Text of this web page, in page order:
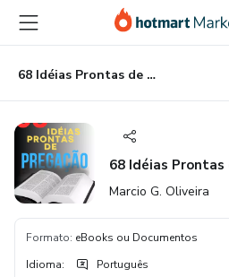
para
conteúdo
principal
para
pagamento
para
rodapé
68 Idéias Prontas de Pregação
68 Idéias Prontas
Marcio G. Oliveira
Formato: eBooks ou Documentos
Idioma: Português